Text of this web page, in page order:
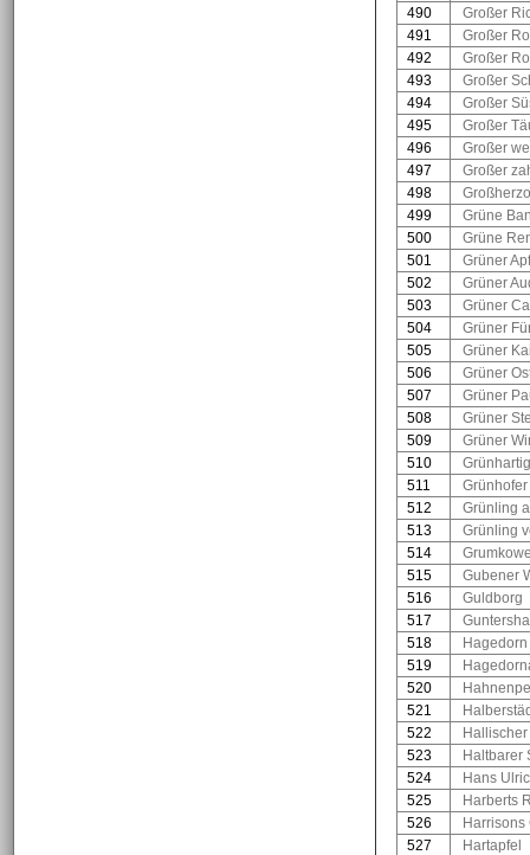
490
Großer
491
Großer
492
Großer
493
Großer
494
Großer
495
Großer
496
Großer
497
Großer
498
499
Grüne
500
Grüne
501
Grüner
502
Grüner
503
Grüner
504
Grüner
505
Grüner
506
Grüner
507
Grüner
508
Grüner
509
Grüner
510
Grünhartig
511
512
Grünling
513
Grünling
514
515
Gubener
516
Guldborg
517
518
Hagedorn
519
520
521
522
523
Haltbarer
524
Hans
525
Harberts
526
527
Hartapfel